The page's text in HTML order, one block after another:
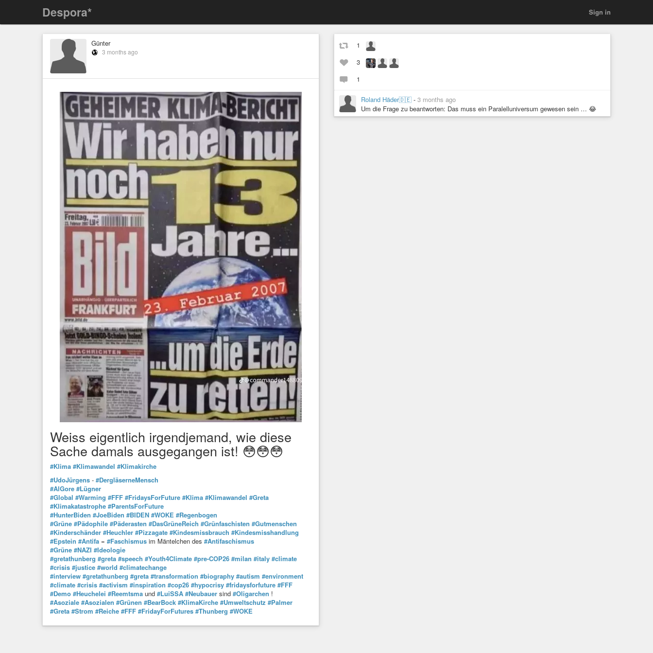
Despora* Sign in
Günter
3 months ago
Weiss eigentlich irgendjemand, wie diese
Sache damals ausgegangen ist! 😳😳😳
#Klima #Klimawandel #Klimakirche
#UdoJürgens - #DergläserneMensch
#AlGore #Lügner
#Global #Warming #FFF #FridaysForFuture #Klima #Klimawandel #Greta
#Klimakatastrophe #ParentsForFuture
#HunterBiden #JoeBiden #BIDEN #WOKE #Regenbogen
#Grüne #Pädophile #Päderasten #DasGrüneReich #Grünfaschisten #Gutmenschen
#Kinderschänder #Heuchler #Pizzagate #Kindesmissbrauch #Kindesmisshandlung
#Epstein #Antifa = #Faschismus im Mäntelchen des #Antifaschismus
#Grüne #NAZI #Ideologie
#gretathunberg #greta #speech #Youth4Climate #pre-COP26 #milan #italy #climate
#crisis #justice #world #climatechange
#interview #gretathunberg #greta #transformation #biography #autism #environment
#climate #crisis #activism #inspiration #cop26 #hypocrisy #fridaysforfuture #FFF
#Demo #Heuchelei #Reemtsma und #LuiSSA #Neubauer sind #Oligarchen !
#Asoziale #Asozialen #Grünen #BearBock #KlimaKirche #Umweltschutz #Palmer
#Greta #Strom #Reiche #FFF #FridayForFutures #Thunberg #WOKE
1
3
1
Roland Häder🇩🇪 - 3 months ago
Um die Frage zu beantworten: Das muss ein Paralelluniversum gewesen sein … 😂